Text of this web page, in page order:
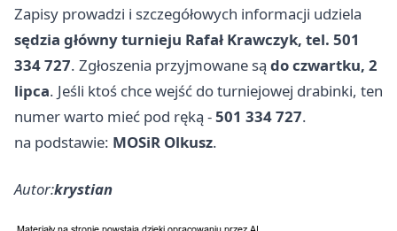
Zapisy prowadzi i szczegółowych informacji udziela
sędzia główny turnieju Rafał Krawczyk, tel. 501
334 727. Zgłoszenia przyjmowane są do czwartku, 2
lipca. Jeśli ktoś chce wejść do turniejowej drabinki, ten
numer warto mieć pod ręką -501 334 727.
na podstawie: MOSiR Olkusz.
Autor:krystian